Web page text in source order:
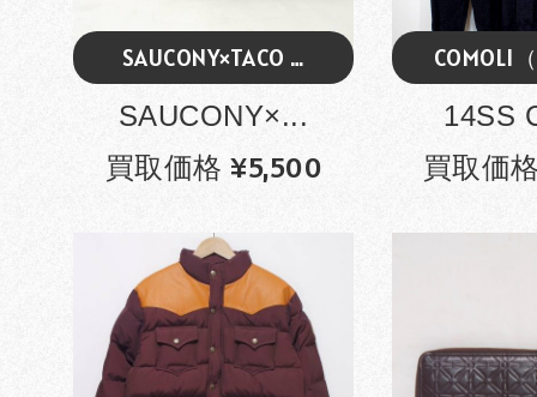
SAUCONY×TACO …
SAUCONY×...
買取価格 ¥5,500
COMOLI
14SS
買取価